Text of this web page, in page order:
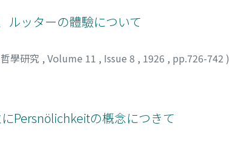
ルッターの體驗について
哲學研究 , Volume 11 , Issue 8 , 1926 , pp.726-742 )
Persnölichkeitの槪念につきて